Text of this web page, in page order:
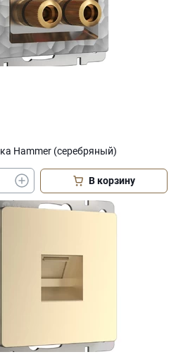
Hammer (серебряный)
В корзину